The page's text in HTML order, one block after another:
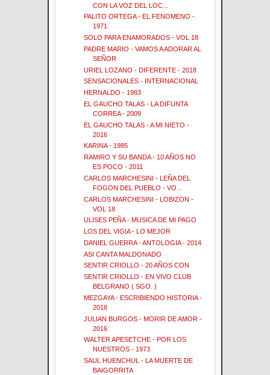
CON LA VOZ DEL LOC...
PALITO ORTEGA - EL FENOMENO -
1971
SOLO PARA ENAMORADOS - VOL 18
PADRE MARIO - VAMOS A ADORAR AL
SEÑOR
URIEL LOZANO - DIFERENTE - 2018
SENSACIONALES - INTERNACIONAL
HERNALDO - 1983
EL GAUCHO TALAS - LA DIFUNTA
CORREA - 2009
EL GAUCHO TALAS - A MI NIETO -
2016
KARINA - 1985
RAMIRO Y SU BANDA - 10 AÑOS NO
ES POCO - 2011
CARLOS MARCHESINI - LEÑA DEL
FOGON DEL PUEBLO - VO...
CARLOS MARCHESINI - LOBIZON -
VOL 18
ULISES PEÑA - MUSICA DE MI PAGO
LOS DEL VIGIA - LO MEJOR
DANIEL GUERRA - ANTOLOGIA - 2014
ASI CANTA MALDONADO
SENTIR CRIOLLO - 20 AÑOS CON
SENTIR CRIOLLO - EN VIVO CLUB
BELGRANO ( SGO. )
MEZGAYA - ESCRIBIENDO HISTORIA -
2018
JULIAN BURGOS - MORIR DE AMOR -
2016
WALTER APESETCHE - POR LOS
NUESTROS - 1973
SAUL HUENCHUL - LA MUERTE DE
BAIGORRITA